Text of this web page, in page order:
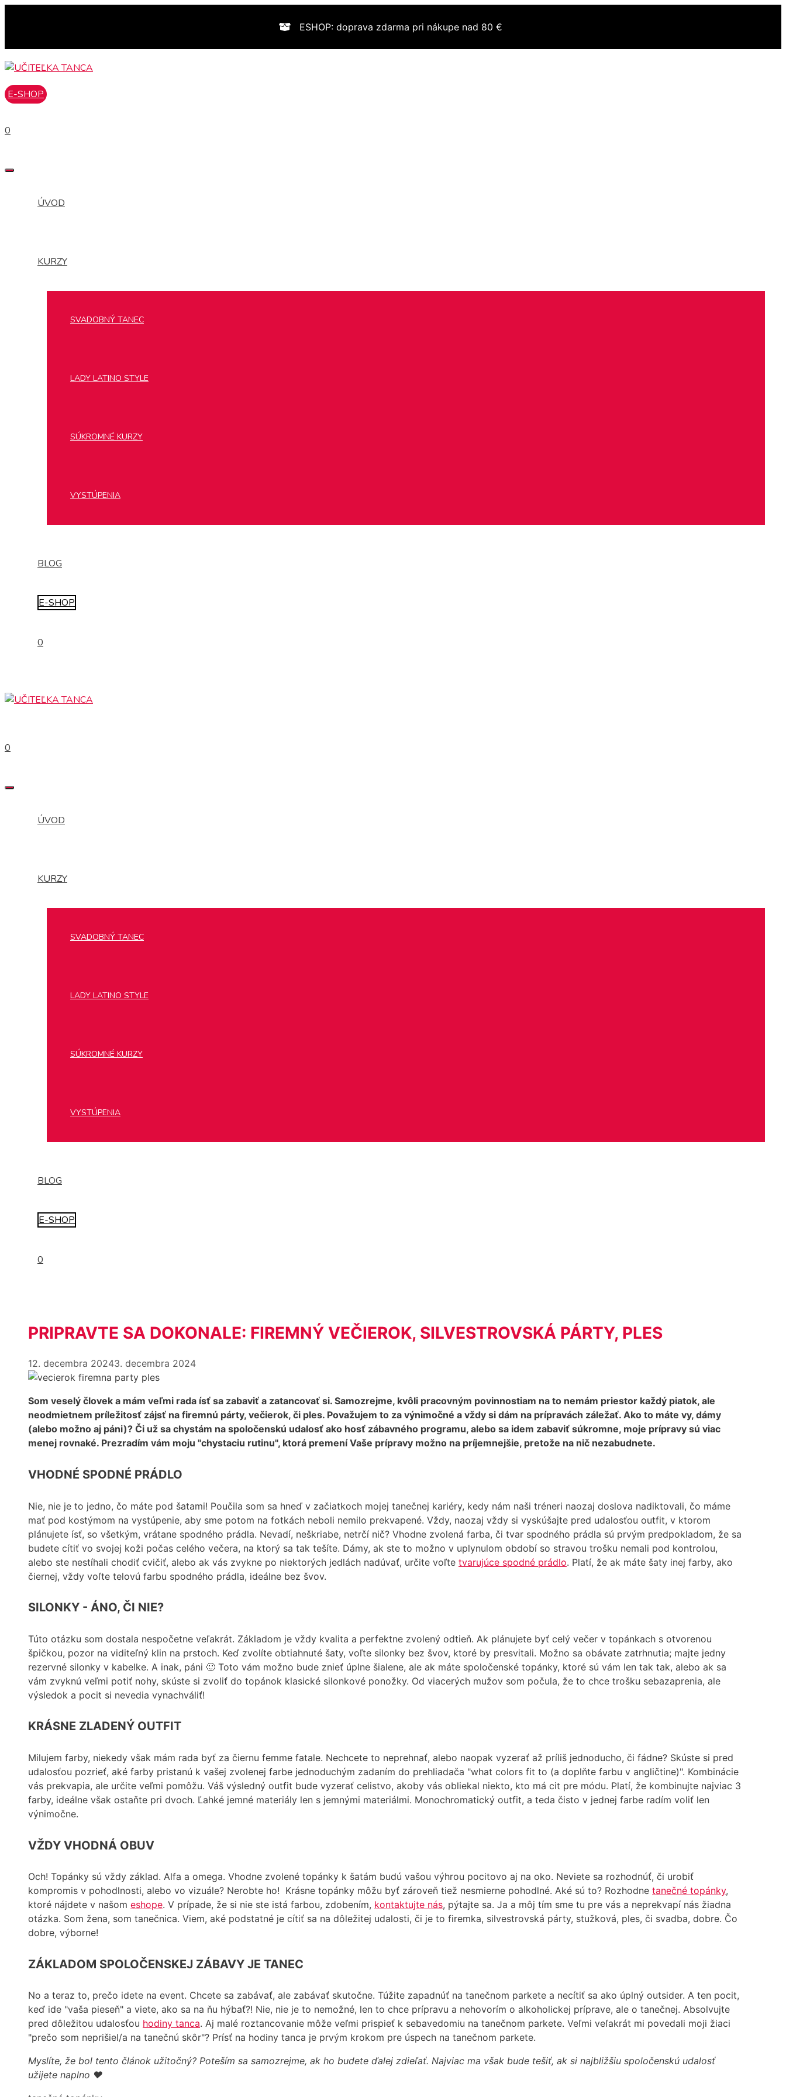
ESHOP: doprava zdarma pri nákupe nad 80 €
E-SHOP
0
ÚVOD
KURZY
SVADOBNÝ TANEC
LADY LATINO STYLE
SÚKROMNÉ KURZY
VYSTÚPENIA
BLOG
E-SHOP
0
0
ÚVOD
KURZY
SVADOBNÝ TANEC
LADY LATINO STYLE
SÚKROMNÉ KURZY
VYSTÚPENIA
BLOG
E-SHOP
0
PRIPRAVTE SA DOKONALE: FIREMNÝ VEČIEROK, SILVESTROVSKÁ PÁRTY, PLES
12. decembra 20243. decembra 2024
Som veselý človek a mám veľmi rada ísť sa zabaviť a zatancovať si. Samozrejme, kvôli pracovným povinnostiam na to nemám priestor každý piatok, ale
neodmietnem príležitosť zájsť na firemnú párty, večierok, či ples. Považujem to za výnimočné a vždy si dám na prípravách záležať. Ako to máte vy, dámy
(alebo možno aj páni)? Či už sa chystám na spoločenskú udalosť ako hosť zábavného programu, alebo sa idem zabaviť súkromne, moje prípravy sú viac
menej rovnaké. Prezradím vám moju "chystaciu rutinu", ktorá premení Vaše prípravy možno na príjemnejšie, pretože na nič nezabudnete.
VHODNÉ SPODNÉ PRÁDLO
Nie, nie je to jedno, čo máte pod šatami! Poučila som sa hneď v začiatkoch mojej tanečnej kariéry, kedy nám naši tréneri naozaj doslova nadiktovali, čo máme
mať pod kostýmom na vystúpenie, aby sme potom na fotkách neboli nemilo prekvapené. Vždy, naozaj vždy si vyskúšajte pred udalosťou outfit, v ktorom
plánujete ísť, so všetkým, vrátane spodného prádla. Nevadí, neškriabe, netrčí nič? Vhodne zvolená farba, či tvar spodného prádla sú prvým predpokladom, že sa
budete cítiť vo svojej koži počas celého večera, na ktorý sa tak tešíte. Dámy, ak ste to možno v uplynulom období so stravou trošku nemali pod kontrolou,
alebo ste nestíhali chodiť cvičiť, alebo ak vás zvykne po niektorých jedlách nadúvať, určite voľte tvarujúce spodné prádlo. Platí, že ak máte šaty inej farby, ako
čiernej, vždy voľte telovú farbu spodného prádla, ideálne bez švov.
SILONKY - ÁNO, ČI NIE?
Túto otázku som dostala nespočetne veľakrát. Základom je vždy kvalita a perfektne zvolený odtieň. Ak plánujete byť celý večer v topánkach s otvorenou
špičkou, pozor na viditeľný klin na prstoch. Keď zvolíte obtiahnuté šaty, voľte silonky bez švov, ktoré by presvitali. Možno sa obávate zatrhnutia; majte jedny
rezervné silonky v kabelke. A inak, páni 🙂 Toto vám možno bude znieť úplne šialene, ale ak máte spoločenské topánky, ktoré sú vám len tak tak, alebo ak sa
vám zvyknú veľmi potiť nohy, skúste si zvoliť do topánok klasické silonkové ponožky. Od viacerých mužov som počula, že to chce trošku sebazaprenia, ale
výsledok a pocit si nevedia vynachváliť!
KRÁSNE ZLADENÝ OUTFIT
Milujem farby, niekedy však mám rada byť za čiernu femme fatale. Nechcete to neprehnať, alebo naopak vyzerať až príliš jednoducho, či fádne? Skúste si pred
udalosťou pozrieť, aké farby pristanú k vašej zvolenej farbe jednoduchým zadaním do prehliadača "what colors fit to (a doplňte farbu v angličtine)". Kombinácie
vás prekvapia, ale určite veľmi pomôžu. Váš výsledný outfit bude vyzerať celistvo, akoby vás obliekal niekto, kto má cit pre módu. Platí, že kombinujte najviac 3
farby, ideálne však ostaňte pri dvoch. Ľahké jemné materiály len s jemnými materiálmi. Monochromatický outfit, a teda čisto v jednej farbe radím voliť len
výnimočne.
VŽDY VHODNÁ OBUV
Och! Topánky sú vždy základ. Alfa a omega. Vhodne zvolené topánky k šatám budú vašou výhrou pocitovo aj na oko. Neviete sa rozhodnúť, či urobiť
kompromis v pohodlnosti, alebo vo vizuále? Nerobte ho! Krásne topánky môžu byť zároveň tiež nesmierne pohodlné. Aké sú to? Rozhodne tanečné topánky,
ktoré nájdete v našom eshope. V prípade, že si nie ste istá farbou, zdobením, kontaktujte nás, pýtajte sa. Ja a môj tím sme tu pre vás a neprekvapí nás žiadna
otázka. Som žena, som tanečnica. Viem, aké podstatné je cítiť sa na dôležitej udalosti, či je to firemka, silvestrovská párty, stužková, ples, či svadba, dobre. Čo
dobre, výborne!
ZÁKLADOM SPOLOČENSKEJ ZÁBAVY JE TANEC
No a teraz to, prečo idete na event. Chcete sa zabávať, ale zabávať skutočne. Túžite zapadnúť na tanečnom parkete a necítiť sa ako úplný outsider. A ten pocit,
keď ide "vaša pieseň" a viete, ako sa na ňu hýbať?! Nie, nie je to nemožné, len to chce prípravu a nehovorím o alkoholickej príprave, ale o tanečnej. Absolvujte
pred dôležitou udalosťou hodiny tanca. Aj malé roztancovanie môže veľmi prispieť k sebavedomiu na tanečnom parkete. Veľmi veľakrát mi povedali moji žiaci
"prečo som neprišiel/a na tanečnú skôr"? Prísť na hodiny tanca je prvým krokom pre úspech na tanečnom parkete.
Myslíte, že bol tento článok užitočný? Poteším sa samozrejme, ak ho budete ďalej zdieľať. Najviac ma však bude tešiť, ak si najbližšiu spoločenskú udalosť
užijete naplno ♥